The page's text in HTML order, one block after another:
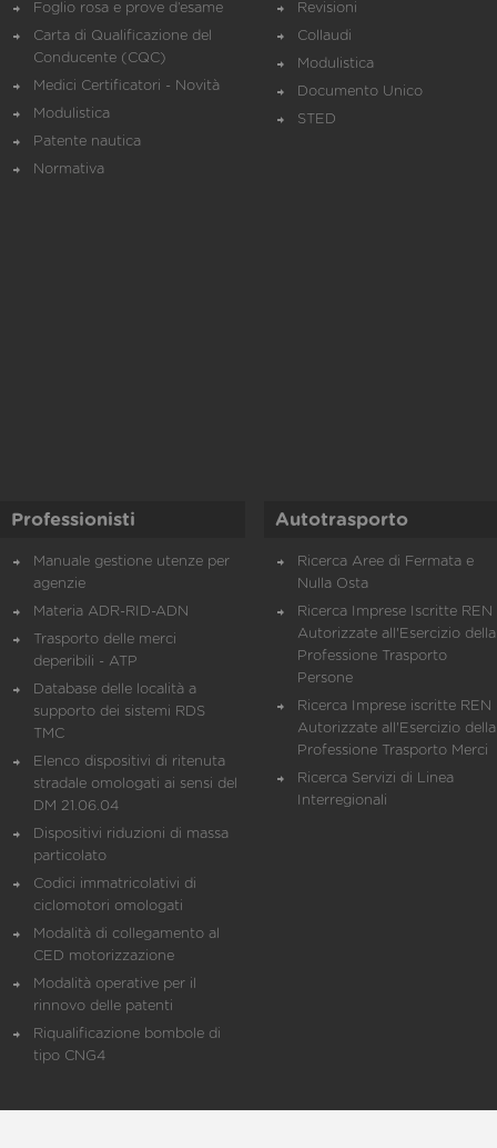
Foglio rosa e prove d’esame
Carta di Qualificazione del
Conducente (CQC)
Medici Certificatori - Novità
Modulistica
Patente nautica
Normativa
Revisioni
Collaudi
Modulistica
Documento Unico
STED
Professionisti
Manuale gestione utenze per
agenzie
Materia ADR-RID-ADN
Trasporto delle merci
deperibili - ATP
Database delle località a
supporto dei sistemi RDS
TMC
Elenco dispositivi di ritenuta
stradale omologati ai sensi del
DM 21.06.04
Dispositivi riduzioni di massa
particolato
Codici immatricolativi di
ciclomotori omologati
Modalità di collegamento al
CED motorizzazione
Modalità operative per il
rinnovo delle patenti
Riqualificazione bombole di
tipo CNG4
Autotrasporto
Ricerca Aree di Fermata e
Nulla Osta
Ricerca Imprese Iscritte REN
Autorizzate all'Esercizio della
Professione Trasporto
Persone
Ricerca Imprese iscritte REN
Autorizzate all'Esercizio della
Professione Trasporto Merci
Ricerca Servizi di Linea
Interregionali